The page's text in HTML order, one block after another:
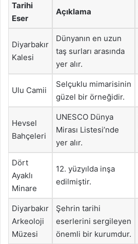
Tarihi
Eser
Açıklama
Diyarbakır
Kalesi
Dünyanın en uzun
taş surları arasında
yer alır.
Ulu Camii
Selçuklu mimarisinin
güzel bir örneğidir.
Hevsel
Bahçeleri
UNESCO Dünya
Mirası Listesi’nde
yer alır.
Dört
Ayaklı
Minare
12. yüzyılda inşa
edilmiştir.
Diyarbakır
Arkeoloji
Müzesi
Şehrin tarihi
eserlerini sergileyen
önemli bir kurumdur.